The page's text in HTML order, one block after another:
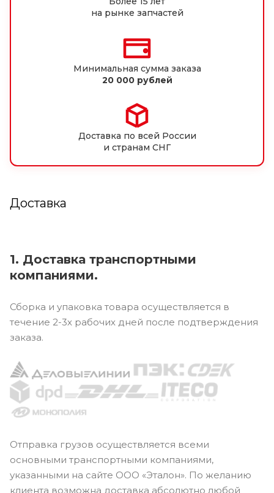
на рынке запчастей
Минимальная сумма заказа
20 000 рублей
Доставка по всей России
и странам СНГ
Доставка
1. Доставка транспортными
компаниями.
Сборка и упаковка товара осуществляется в
течение 2-3х рабочих дней после подтверждения
заказа.
Отправка грузов осуществляется всеми
основными транспортными компаниями,
указанными на сайте ООО «Эталон». По желанию
клиента возможна доставка абсолютно любой